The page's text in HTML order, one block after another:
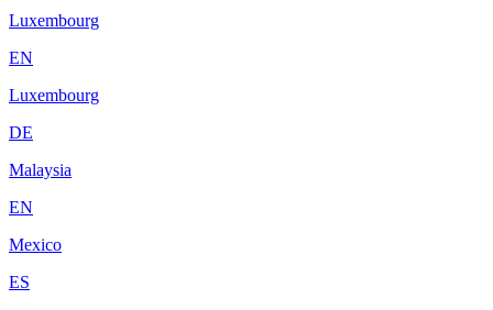
Luxembourg
EN
Luxembourg
DE
Malaysia
EN
Mexico
ES